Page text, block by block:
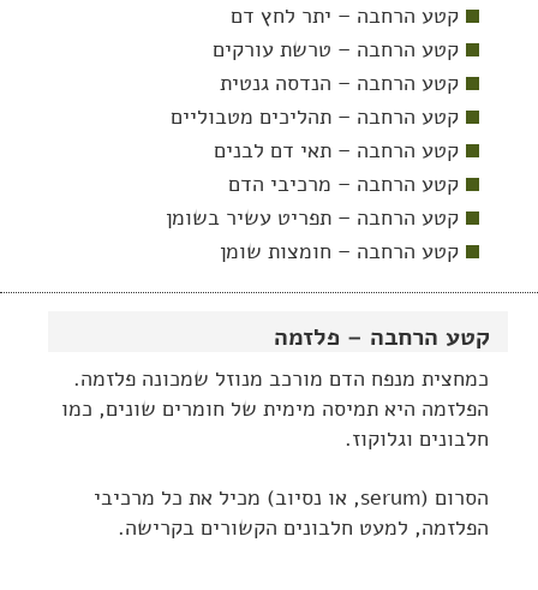
קטע הרחבה – פלזמה
כמחצית מנפח הדם מורכב מנוזל שמכונה פלזמה.
הפלזמה היא תמיסה מימית של חומרים שונים, כמו
חלבונים וגלוקוז.
הסרום (serum, או נסיוב) מכיל את כל מרכיבי
הפלזמה, למעט חלבונים הקשורים בקרישה.
קטע הרחבה – יתר לחץ דם
קטע הרחבה – טרשת עורקים
קטע הרחבה – הנדסה גנטית
קטע הרחבה – תהליכים מטבוליים
קטע הרחבה – תאי דם לבנים
קטע הרחבה – מרכיבי הדם
קטע הרחבה – תפריט עשיר בשומן
קטע הרחבה – חומצות שומן